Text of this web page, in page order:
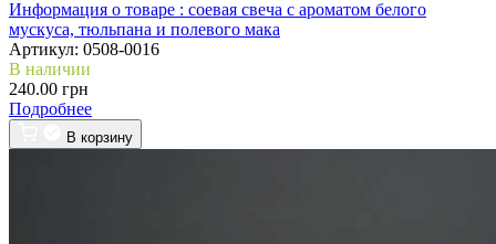
Информация о товаре : соевая свеча с ароматом белого
мускуса, тюльпана и полевого мака
Артикул: 0508-0016
В наличии
240.00 грн
Подробнее
В корзину